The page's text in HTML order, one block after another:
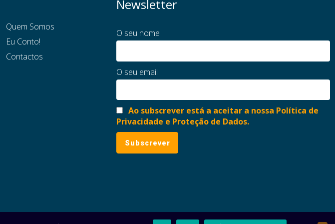
Quem Somos
Eu Conto!
Contactos
Newsletter
O seu nome
O seu email
Ao subscrever está a aceitar a nossa Política de
Privacidade e Proteção de Dados.